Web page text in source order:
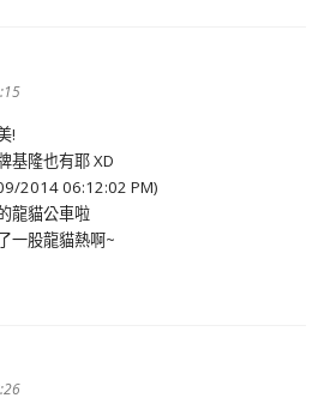
!
基隆也有耶 XD
2014 06:12:02 PM)
龍貓公車啦
一股龍貓熱啊~